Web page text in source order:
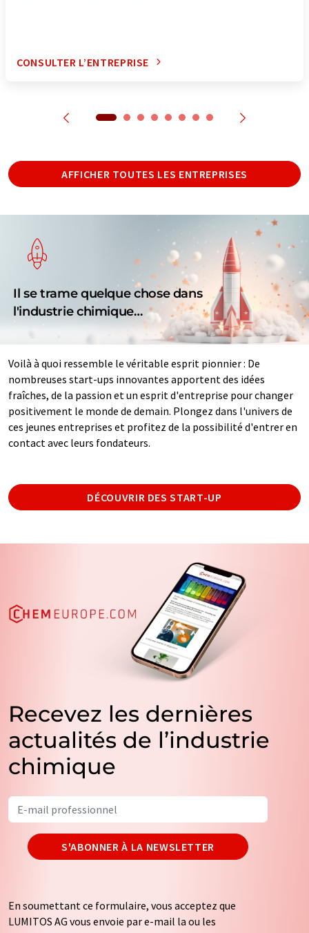
CONSULTER L’ENTREPRISE
AFFICHER TOUTES LES ENTREPRISES
Il se trame quelque chose dans
l'industrie chimique…
Voilà à quoi ressemble le véritable esprit pionnier : De
nombreuses start-ups innovantes apportent des idées
fraîches, de la passion et un esprit d'entreprise pour changer
positivement le monde de demain. Plongez dans l'univers de
ces jeunes entreprises et profitez de la possibilité d'entrer en
contact avec leurs fondateurs.
DÉCOUVRIR DES START-UP
Recevez les dernières
actualités de l’industrie
chimique
S'ABONNER À LA NEWSLETTER
En soumettant ce formulaire, vous acceptez que
LUMITOS AG vous envoie par e-mail la ou les